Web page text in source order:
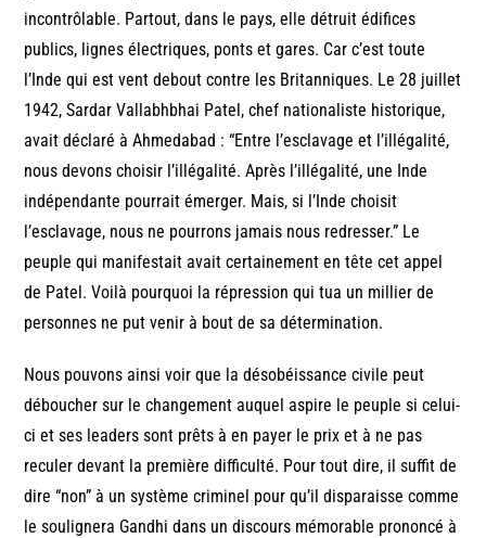
incontrôlable. Partout, dans le pays, elle détruit édifices
publics, lignes électriques, ponts et gares. Car c’est toute
l’Inde qui est vent debout contre les Britanniques. Le 28 juillet
1942, Sardar Vallabhbhai Patel, chef nationaliste historique,
avait déclaré à Ahmedabad : “Entre l’esclavage et l’illégalité,
nous devons choisir l’illégalité. Après l’illégalité, une Inde
indépendante pourrait émerger. Mais, si l’Inde choisit
l’esclavage, nous ne pourrons jamais nous redresser.” Le
peuple qui manifestait avait certainement en tête cet appel
de Patel. Voilà pourquoi la répression qui tua un millier de
personnes ne put venir à bout de sa détermination.
Nous pouvons ainsi voir que la désobéissance civile peut
déboucher sur le changement auquel aspire le peuple si celui-
ci et ses leaders sont prêts à en payer le prix et à ne pas
reculer devant la première difficulté. Pour tout dire, il suffit de
dire “non” à un système criminel pour qu’il disparaisse comme
le soulignera Gandhi dans un discours mémorable prononcé à